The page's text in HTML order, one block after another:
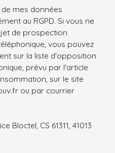
mes données
au RGPD. Si vous ne
de prospection
vous pouvez
sur la liste d'opposition
prévu par l'article
sur le site
ou par courrier
Bloctel, CS 61311, 41013